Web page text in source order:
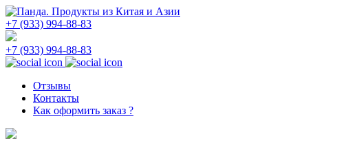
+7 (933) 994-88-83
+7 (933) 994-88-83
Отзывы
Контакты
Как оформить заказ ?